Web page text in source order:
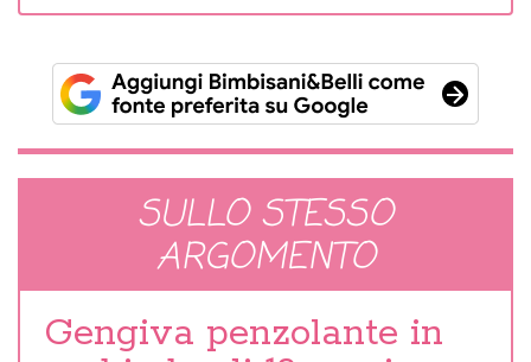
SULLO STESSO
ARGOMENTO
Gengiva penzolante in